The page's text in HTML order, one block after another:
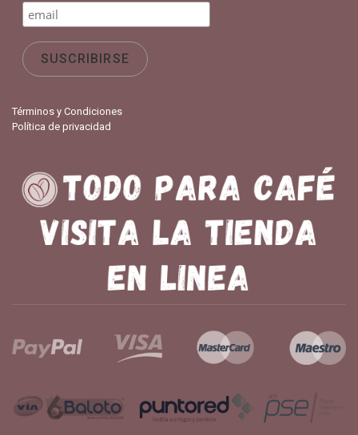
Términos y Condiciones
Política de privacidad